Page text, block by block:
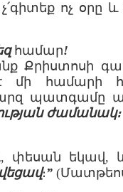
ոչ օրը
համար!
Քրիստոսի
մի համարի
պատգամը
ժամանակ։
փեսան
։” (Մատթեոս